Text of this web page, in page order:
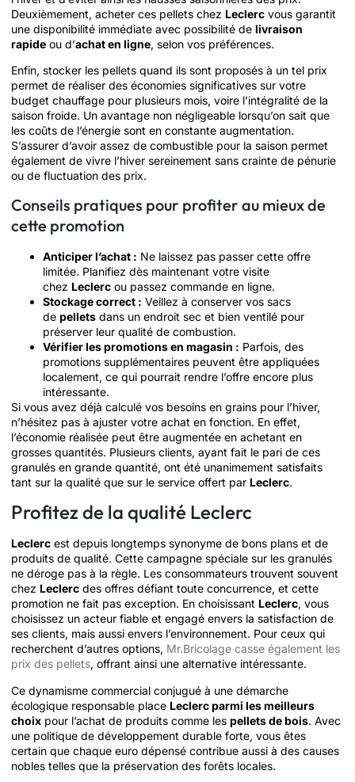
Deuxièmement, acheter ces pellets chez Leclerc vous garantit
une disponibilité immédiate avec possibilité de livraison
rapide ou d’achat en ligne, selon vos préférences.
Enfin, stocker les pellets quand ils sont proposés à un tel prix
permet de réaliser des économies significatives sur votre
budget chauffage pour plusieurs mois, voire l’intégralité de la
saison froide. Un avantage non négligeable lorsqu’on sait que
les coûts de l’énergie sont en constante augmentation.
S’assurer d’avoir assez de combustible pour la saison permet
également de vivre l’hiver sereinement sans crainte de pénurie
ou de fluctuation des prix.
Conseils pratiques pour profiter au mieux de
cette promotion
Anticiper l’achat : Ne laissez pas passer cette offre
limitée. Planifiez dès maintenant votre visite
chez Leclerc ou passez commande en ligne.
Stockage correct : Veillez à conserver vos sacs
de pellets dans un endroit sec et bien ventilé pour
préserver leur qualité de combustion.
Vérifier les promotions en magasin : Parfois, des
promotions supplémentaires peuvent être appliquées
localement, ce qui pourrait rendre l’offre encore plus
intéressante.
Si vous avez déjà calculé vos besoins en grains pour l’hiver,
n’hésitez pas à ajuster votre achat en fonction. En effet,
l’économie réalisée peut être augmentée en achetant en
grosses quantités. Plusieurs clients, ayant fait le pari de ces
granulés en grande quantité, ont été unanimement satisfaits
tant sur la qualité que sur le service offert par Leclerc.
Profitez de la qualité Leclerc
Leclerc est depuis longtemps synonyme de bons plans et de
produits de qualité. Cette campagne spéciale sur les granulés
ne déroge pas à la règle. Les consommateurs trouvent souvent
chez Leclerc des offres défiant toute concurrence, et cette
promotion ne fait pas exception. En choisissant Leclerc, vous
choisissez un acteur fiable et engagé envers la satisfaction de
ses clients, mais aussi envers l’environnement. Pour ceux qui
recherchent d’autres options, Mr.Bricolage casse également les
prix des pellets, offrant ainsi une alternative intéressante.
Ce dynamisme commercial conjugué à une démarche
écologique responsable place Leclerc parmi les meilleurs
choix pour l’achat de produits comme les pellets de bois. Avec
une politique de développement durable forte, vous êtes
certain que chaque euro dépensé contribue aussi à des causes
nobles telles que la préservation des forêts locales.